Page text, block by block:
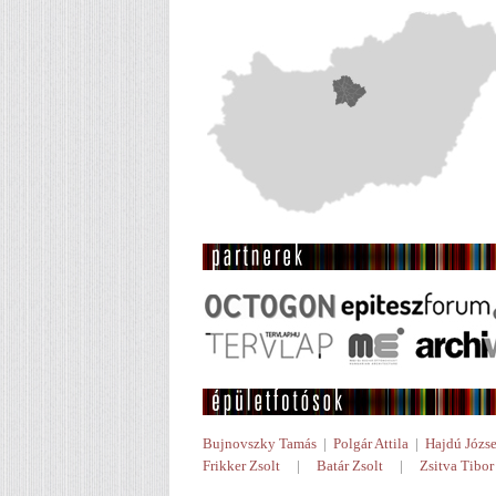
Bujnovszky Tamás | Polgár Attila | Hajdú
Frikker Zsolt | Batár Zsolt | Zsitva Tibor